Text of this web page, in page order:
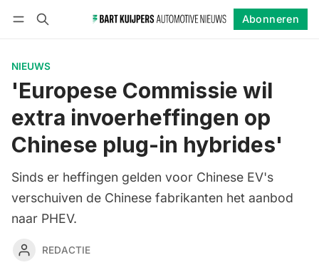
Abonneren
NIEUWS
'Europese Commissie wil
extra invoerheffingen op
Chinese plug-in hybrides'
Sinds er heffingen gelden voor Chinese EV's
verschuiven de Chinese fabrikanten het aanbod
naar PHEV.
REDACTIE